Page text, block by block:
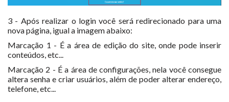
3 - Após realizar o login você será redirecionado para uma
nova página, igual a imagem abaixo:
Marcação 1 - É a área de edição do site, onde pode inserir
conteúdos, etc...
Marcação 2 - É a área de configurações, nela você consegue
altera senha e criar usuários, além de poder alterar endereço,
telefone, etc...